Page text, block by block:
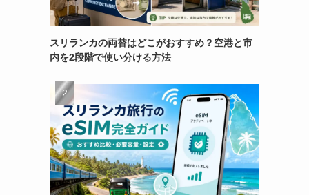
スリランカの両替はどこがおすすめ？空港と市
内を2段階で使い分ける方法